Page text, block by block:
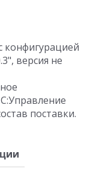
версия не
поставки.